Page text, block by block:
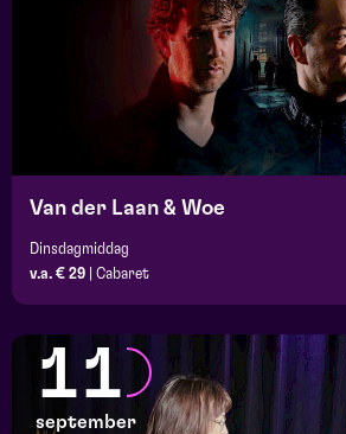
Van der Laan & Woe
Dinsdagmiddag
v.a. € 29
Cabaret
11
september